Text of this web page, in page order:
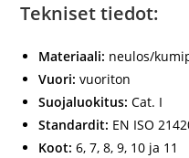
Tekniset tiedot:
Materiaali: neulos/
Vuori: vuoriton
Suojaluokitus: Cat. I
Standardit: EN ISO
Koot: 6, 7, 8, 9, 10 ja 11